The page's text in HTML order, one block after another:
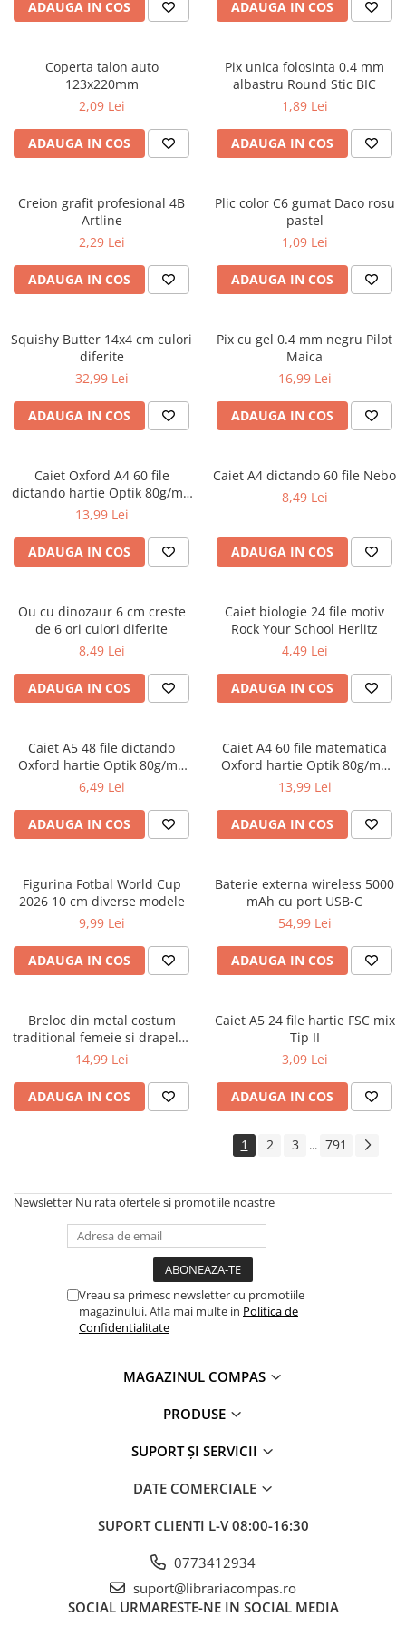
Caiete geografie și biologie
Caiete foi veline
Rezerve pentru caiete
Vocabulare
Blocuri de desen școlare
Hârtie pentru lucru manual
Rigle și Echere
Raportoare
Compasuri
Truse geometrie
Ghiozdane și rucsacuri
Ghiozdane școlare
Rucsacuri școlare și casual
Ghiozdane pentru grădinită
Penare
Penare echipate
Penare neechipate
Penare tip etui
Acuarele și pensule școlare
Pensule școlare
Pahare și palete pictură
ficțiune
Biografii și memorii
Parenting și educație
Sănătate și stil de viață
Artă și fotografie
Ghiduri și hărți
Afaceri și economie
Religie și spiritualitate
Știință și tehnologie
Gastronomie și hobby
Filosofie și eseuri
Dicționare și ghiduri de conversație
Literatură în limbi străine
Mine și rezerve
Corectoare și radiere
Instrumente de scris premium
Stilouri premium
Avioane de jucărie
Masinuțe cu telecomandă
Jucării de pluș
Jucării și articole pentru bebeluși
Jucării pentru bebeluși
Camera Bebe
Jucării pentru apă și baie
Jucării din lemn
Outdoor
Roboți
ADAUGA IN COS ADAUGA IN COS
Coperta talon auto
123x220mm
2,09 Lei
ADAUGA IN COS
Pix unica folosinta 0.4 mm
albastru Round Stic BIC
1,89 Lei
ADAUGA IN COS
Creion grafit profesional 4B
Artline
2,29 Lei
ADAUGA IN COS
Plic color C6 gumat Daco rosu
pastel
1,09 Lei
ADAUGA IN COS
Squishy Butter 14x4 cm culori
diferite
32,99 Lei
ADAUGA IN COS
Pix cu gel 0.4 mm negru Pilot
Maica
16,99 Lei
ADAUGA IN COS
Caiet Oxford A4 60 file
dictando hartie Optik 80g/mp
Touch Pastel
13,99 Lei
ADAUGA IN COS
Caiet A4 dictando 60 file Nebo
8,49 Lei
ADAUGA IN COS
Ou cu dinozaur 6 cm creste
de 6 ori culori diferite
8,49 Lei
ADAUGA IN COS
Caiet biologie 24 file motiv
Rock Your School Herlitz
4,49 Lei
ADAUGA IN COS
Caiet A5 48 file dictando
Oxford hartie Optik 80g/mp
diverse culori
6,49 Lei
ADAUGA IN COS
Caiet A4 60 file matematica
Oxford hartie Optik 80g/mp
motiv Touch Pastel
13,99 Lei
ADAUGA IN COS
Figurina Fotbal World Cup
2026 10 cm diverse modele
9,99 Lei
ADAUGA IN COS
Baterie externa wireless 5000
mAh cu port USB-C
54,99 Lei
ADAUGA IN COS
Breloc din metal costum
traditional femeie si drapelul
Romaniei 9 cm
14,99 Lei
ADAUGA IN COS
Caiet A5 24 file hartie FSC mix
Tip II
3,09 Lei
ADAUGA IN COS
1 2 3 ... 791
Newsletter Nu rata ofertele si promotiile noastre
Vreau sa primesc newsletter cu promotiile
magazinului. Afla mai multe in Politica de
Confidentialitate
MAGAZINUL COMPAS
PRODUSE
SUPORT ȘI SERVICII
DATE COMERCIALE
SUPORT CLIENTI L-V 08:00-16:30
0773412934
suport@librariacompas.ro
SOCIAL URMARESTE-NE IN SOCIAL MEDIA